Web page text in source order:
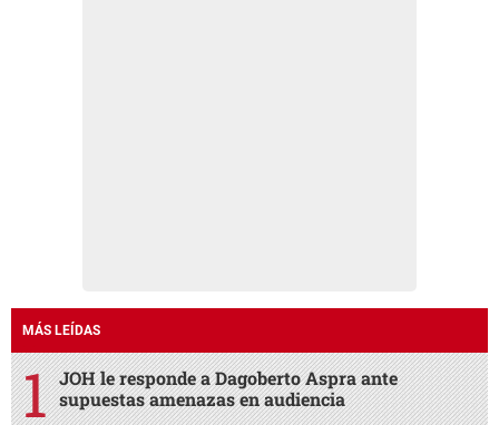
MÁS LEÍDAS
JOH le responde a Dagoberto Aspra ante
supuestas amenazas en audiencia